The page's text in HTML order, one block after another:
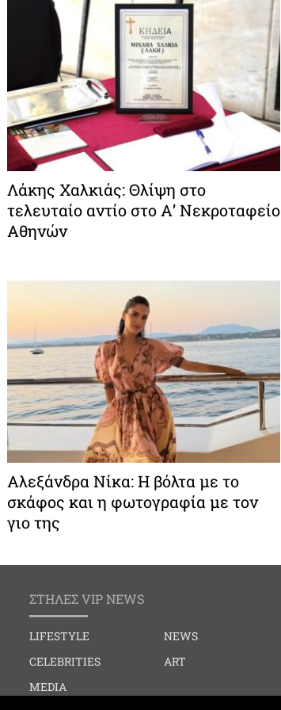
Λάκης Χαλκιάς: Θλίψη στο
τελευταίο αντίο στο Α’ Νεκροταφείο
Αθηνών
Αλεξάνδρα Νίκα: Η βόλτα με το
σκάφος και η φωτογραφία με τον
γιο της
ΣΤΗΛΕΣ VIP NEWS
LIFESTYLE
CELEBRITIES
MEDIA
NEWS
ART